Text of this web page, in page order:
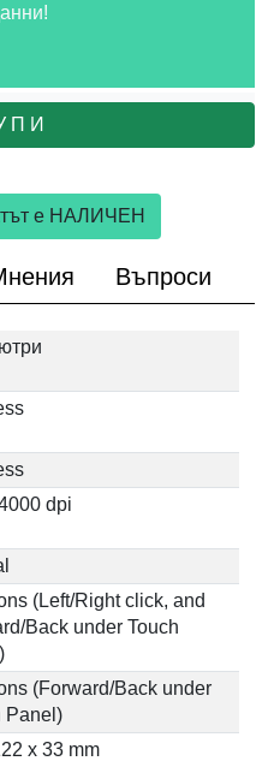
П И
е НАЛИЧЕН
Въпроси
dpi
(Left/Right click, and
Back under Touch
(Forward/Back under
Panel)
x 33 mm